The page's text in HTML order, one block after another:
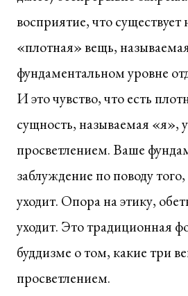
восприятие, что
«плотная» вещь,
фундаментальном уровне
И это чувство, что есть
сущность, называемая «я»,
просветлением. Ваше
заблуждение по поводу
уходит. Опора на этику,
уходит. Это традиционная
буддизме о том, какие три
просветлением.